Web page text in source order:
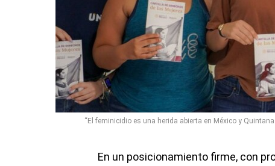
“El feminicidio es una herida abierta en México y
En un posicionamiento firme, con